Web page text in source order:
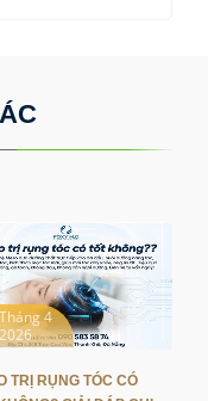
Tháng 4
2026
TRỊ RỤNG TÓC CÓ